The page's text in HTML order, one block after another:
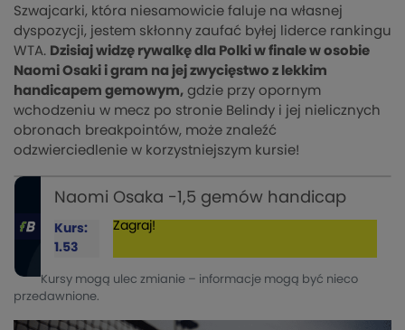
Szwajcarki, która niesamowicie faluje na własnej
dyspozycji, jestem skłonny zaufać byłej liderce rankingu
WTA. Dzisiaj widzę rywalkę dla Polki w finale w osobie
Naomi Osaki i gram na jej zwycięstwo z lekkim
handicapem gemowym, gdzie przy opornym
wchodzeniu w mecz po stronie Belindy i jej nielicznych
obronach breakpointów, może znaleźć
odzwierciedlenie w korzystniejszym kursie!
Naomi Osaka -1,5 gemów handicap
Kurs:
1.53
Zagraj!
Kursy mogą ulec zmianie – informacje mogą być nieco
przedawnione.